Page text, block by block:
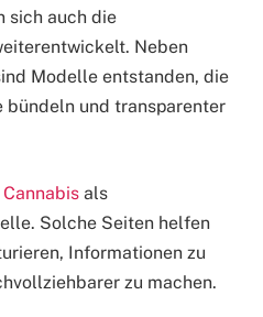
sich auch die
Neben
Modelle entstanden, die
und transparenter
als
Solche Seiten helfen
Informationen zu
zu machen.